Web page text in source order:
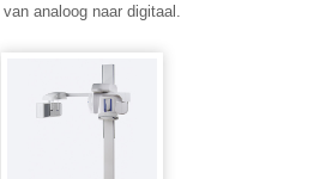
analoog naar digitaal.